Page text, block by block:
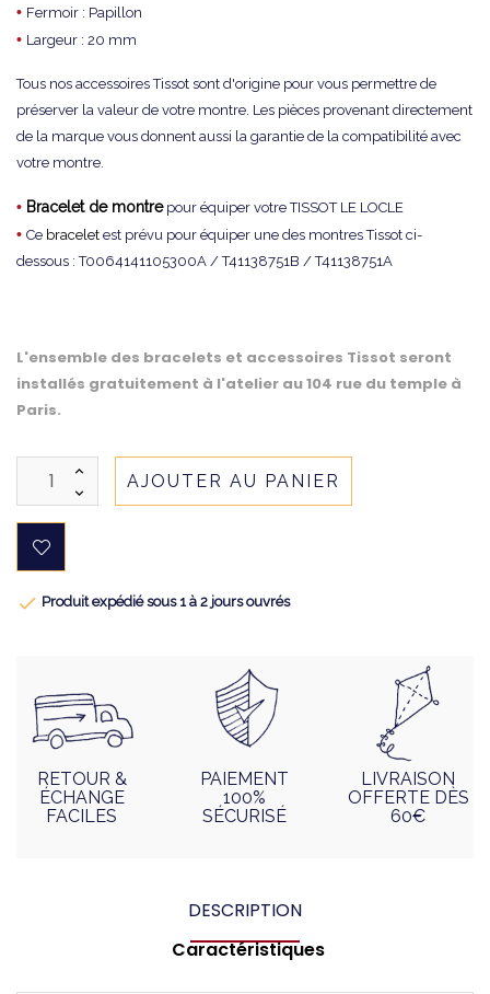
• Fermoir : Papillon
• Largeur : 20 mm
Tous nos accessoires Tissot sont d'origine pour vous permettre de
préserver la valeur de votre montre. Les pièces provenant directement
de la marque vous donnent aussi la garantie de la compatibilité avec
votre montre.
• Bracelet de montrepour équiper votre TISSOT LE LOCLE
• Ce bracelet est prévu pour équiper une des montres Tissot ci-
dessous : T0064141105300A / T41138751B / T41138751A
L'ensemble des bracelets et accessoires Tissot seront
installés gratuitement à l'atelier au 104 rue du temple à
Paris.
AJOUTER AU PANIER
 Produit expédié sous 1 à 2 jours ouvrés
RETOUR &
ÉCHANGE
FACILES
PAIEMENT
100%
SÉCURISÉ
LIVRAISON
OFFERTE DÈS
60€
DESCRIPTION
Caractéristiques